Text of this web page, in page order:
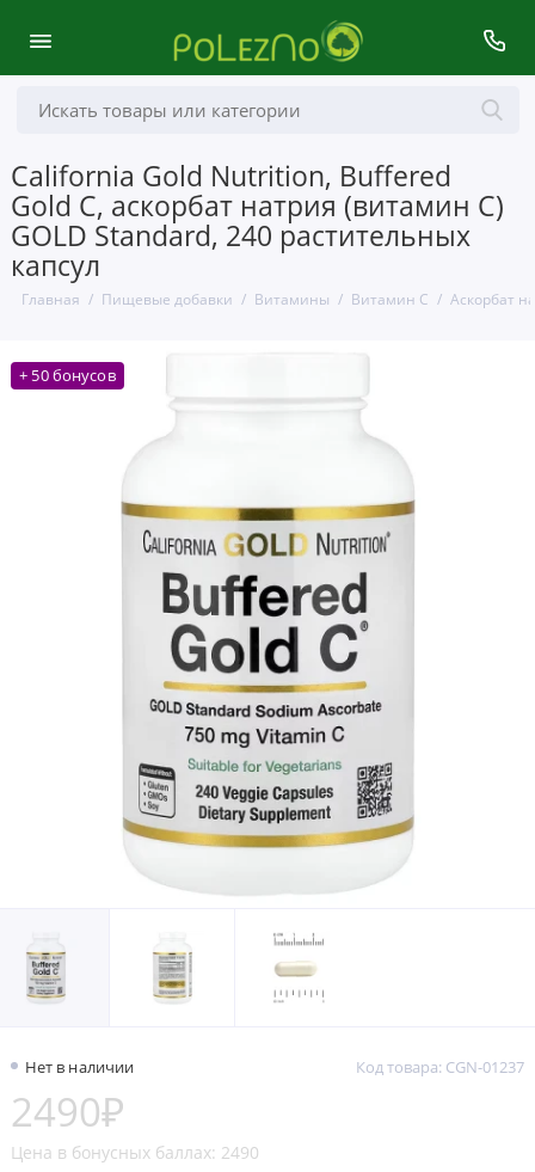
California Gold Nutrition, Buffered
Gold C, аскорбат натрия (витамин C)
GOLD Standard, 240 растительных
капсул
Главная Пищевые добавки Витамины Витамин С Аскорбат
+ 50 бонусов
Нет в наличии Код товара: CGN-01237
2490₽
Цена в бонусных баллах: 2490